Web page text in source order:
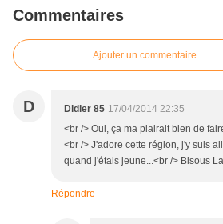
Commentaires
Ajouter un commentaire
D Didier 85 17/04/2014 22:35
<br /> Oui, ça ma plairait bien de
<br /> J'adore cette région, j'y suis
quand j'étais jeune...<br /> Bisous
Répondre